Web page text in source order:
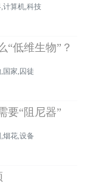
计算机,科技
“低维生物”？
国家,囚徒
要“阻尼器”
烟花,设备